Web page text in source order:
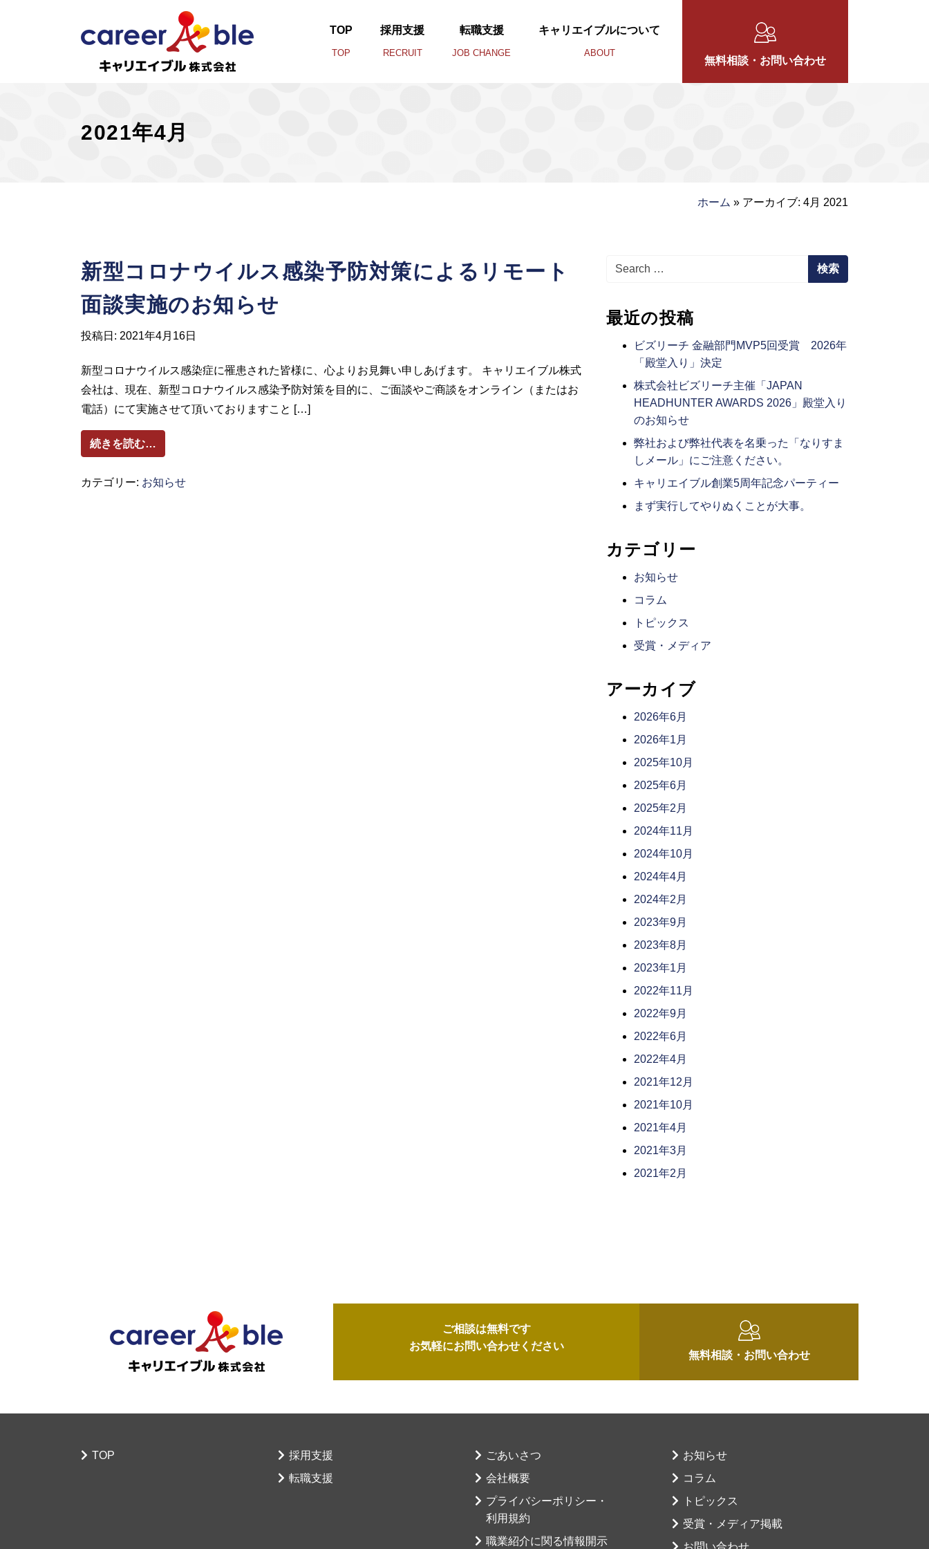
TOP
TOP
採用支援
RECRUIT
転職支援
JOB CHANGE
キャリエイブルについて
ABOUT
無料相談・お問い合わせ
2021年4月
ホーム » アーカイブ: 4月 2021
2021年4月
新型コロナウイルス感染予防対策によるリモート
面談実施のお知らせ
投稿日: 2021年4月16日
新型コロナウイルス感染症に罹患された皆様に、心よりお見舞い申しあげます。 キャリエイブル株式
会社は、現在、新型コロナウイルス感染予防対策を目的に、ご面談やご商談をオンライン（またはお
電話）にて実施させて頂いておりますこと […]
続きを読む…
カテゴリー: お知らせ
Search for:
最近の投稿
ビズリーチ 金融部門MVP5回受賞 2026年
「殿堂入り」決定
株式会社ビズリーチ主催「JAPAN
HEADHUNTER AWARDS 2026」殿堂入り
のお知らせ
弊社および弊社代表を名乗った「なりすま
しメール」にご注意ください。
キャリエイブル創業5周年記念パーティー
まず実行してやりぬくことが大事。
カテゴリー
お知らせ
コラム
トピックス
受賞・メディア
アーカイブ
2026年6月
2026年1月
2025年10月
2025年6月
2025年2月
2024年11月
2024年10月
2024年4月
2024年2月
2023年9月
2023年8月
2023年1月
2022年11月
2022年9月
2022年6月
2022年4月
2021年12月
2021年10月
2021年4月
2021年3月
2021年2月
ご相談は無料です
お気軽にお問い合わせください
無料相談・ お問い合わせ
TOP
採用支援
転職支援
ごあいさつ
会社概要
プライバシーポリシー・
利用規約
職業紹介に関る情報開示
お知らせ
コラム
トピックス
受賞・メディア掲載
お問い合わせ